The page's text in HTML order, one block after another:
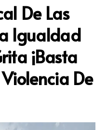
De Las
Igualdad
¡Basta
De